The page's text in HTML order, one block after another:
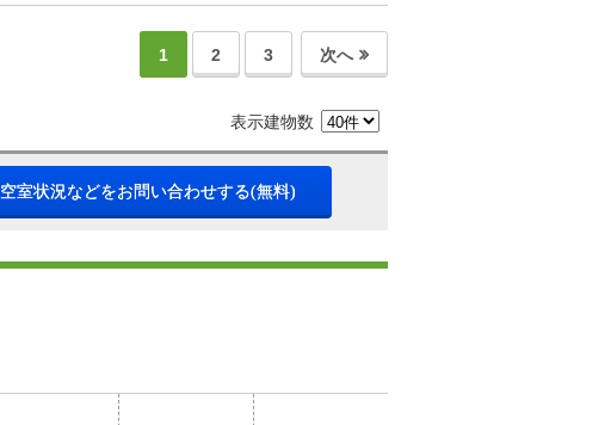
1 2 3 次へ
表示建物数
空室状況などをお問い合わせする(無料)